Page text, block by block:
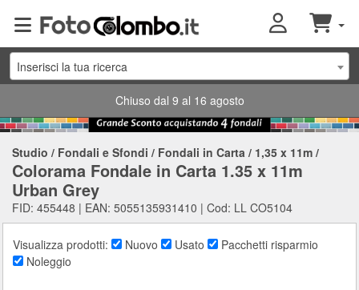
Inserisci la tua ricerca
Chiuso dal 9 al 16 agosto
Studio / Fondali e Sfondi / Fondali in Carta / 1,35 x 11m /
Colorama Fondale in Carta 1.35 x 11m
Urban Grey
FID: 455448 | EAN: 5055135931410 | Cod: LL CO5104
Visualizza prodotti: Nuovo Usato
Pacchetti risparmio
Noleggio